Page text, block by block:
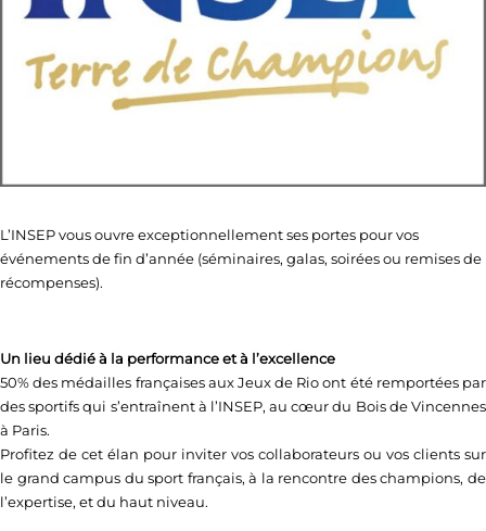
L’INSEP vous ouvre exceptionnellement ses portes pour vos
événements de fin d’année (séminaires, galas, soirées ou remises de
récompenses).
Un lieu dédié à la performance et à l’excellence
50% des médailles françaises aux Jeux de Rio ont été remportées par
des sportifs qui s’entraînent à l’INSEP, au cœur du Bois de Vincennes
à Paris.
Profitez de cet élan pour inviter vos collaborateurs ou vos clients sur
le grand campus du sport français, à la rencontre des champions, de
l’expertise, et du haut niveau.